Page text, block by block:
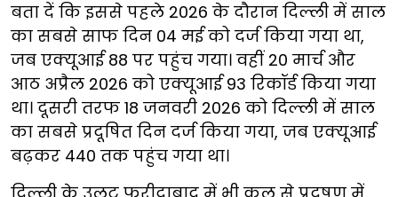
बता दें कि इससे पहले 2026 के दौरान दिल्ली में साल
का सबसे साफ दिन 04 मई को दर्ज किया गया था,
जब एक्यूआई 88 पर पहुंच गया। वहीं 20 मार्च और
आठ अप्रैल 2026 को एक्यूआई 93 रिकॉर्ड किया गया
था। दूसरी तरफ 18 जनवरी 2026 को दिल्ली में साल
का सबसे प्रदूषित दिन दर्ज किया गया, जब एक्यूआई
बढ़कर 440 तक पहुंच गया था।